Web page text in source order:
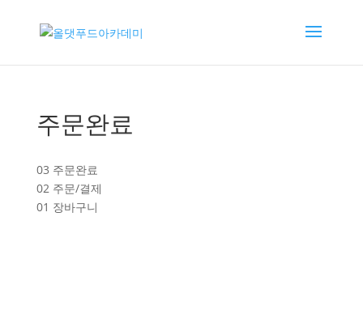
주문완료
03 주문완료
02 주문/결제
01 장바구니